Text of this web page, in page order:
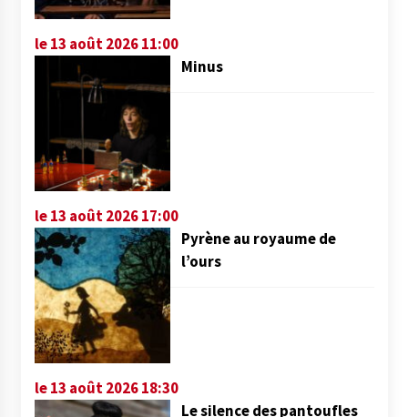
le 13 août 2026 11:00
Minus
le 13 août 2026 17:00
Pyrène au royaume de
l’ours
le 13 août 2026 18:30
Le silence des pantoufles